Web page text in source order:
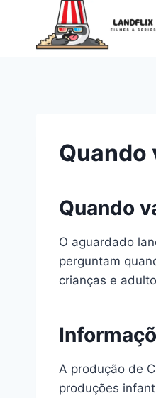
Quando
Quando
O aguardado
perguntam
crianças e
A produção de
produções